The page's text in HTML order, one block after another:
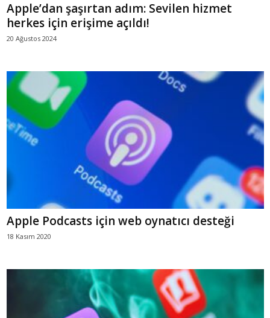
Apple’dan şaşırtan adım: Sevilen hizmet
herkes için erişime açıldı!
20 Ağustos 2024
Apple Podcasts için web oynatıcı desteği
18 Kasım 2020